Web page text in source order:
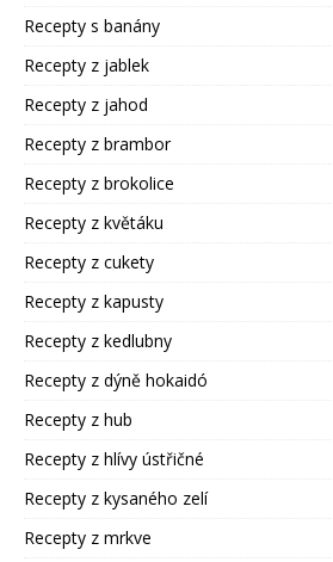
Recepty s banány
Recepty z jablek
Recepty z jahod
Recepty z brambor
Recepty z brokolice
Recepty z květáku
Recepty z cukety
Recepty z kapusty
Recepty z kedlubny
Recepty z dýně hokaidó
Recepty z hub
Recepty z hlívy ústřičné
Recepty z kysaného zelí
Recepty z mrkve